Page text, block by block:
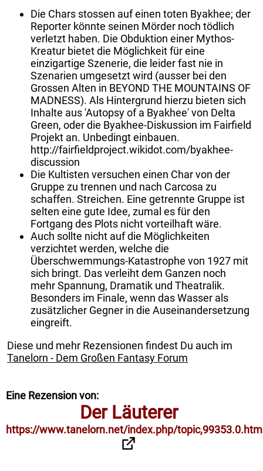
Die Chars stossen auf einen toten Byakhee; der
Reporter könnte seinen Mörder noch tödlich
verletzt haben. Die Obduktion einer Mythos-
Kreatur bietet die Möglichkeit für eine
einzigartige Szenerie, die leider fast nie in
Szenarien umgesetzt wird (ausser bei den
Grossen Alten in BEYOND THE MOUNTAINS OF
MADNESS). Als Hintergrund hierzu bieten sich
Inhalte aus 'Autopsy of a Byakhee' von Delta
Green, oder die Byakhee-Diskussion im Fairfield
Projekt an. Unbedingt einbauen.
http://fairfieldproject.wikidot.com/byakhee-
discussion
Die Kultisten versuchen einen Char von der
Gruppe zu trennen und nach Carcosa zu
schaffen. Streichen. Eine getrennte Gruppe ist
selten eine gute Idee, zumal es für den
Fortgang des Plots nicht vorteilhaft wäre.
Auch sollte nicht auf die Möglichkeiten
verzichtet werden, welche die
Überschwemmungs-Katastrophe von 1927 mit
sich bringt. Das verleiht dem Ganzen noch
mehr Spannung, Dramatik und Theatralik.
Besonders im Finale, wenn das Wasser als
zusätzlicher Gegner in die Auseinandersetzung
eingreift.
Diese und mehr Rezensionen findest Du auch im
Tanelorn - Dem Großen Fantasy Forum
Eine Rezension von:
Der Läuterer
https://www.tanelorn.net/index.php/